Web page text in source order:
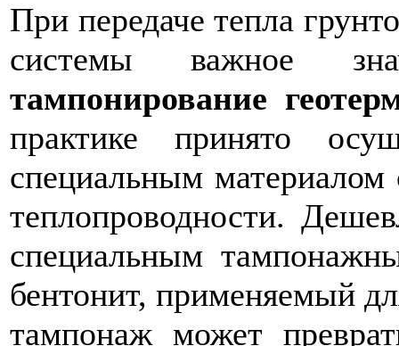
При передаче тепла
системы важное
тампонирование
практике принято
специальным
теплопроводности.
специальным
бентонит, применяемый
тампонаж может